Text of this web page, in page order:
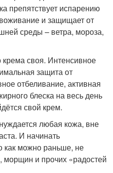
препятствует испарению
и защищает от
среды – ветра, мороза,
своя. Интенсивное
защита от
отбеливание, активная
блеска на весь день
свой крем.
любая кожа, вне
И начинать
как можно раньше, не
и прочих «радостей